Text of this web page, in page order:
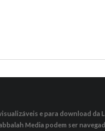
​​e para download da
Media podem ser